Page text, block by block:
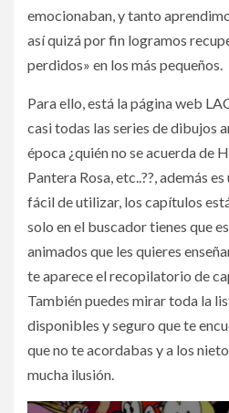
emocionaban, y tanto
así quizá por fin logramos
perdidos» en los más pequeños.
Para ello, está la página web
casi todas las series de dibujos
época ¿quién no se acuerda de
Pantera Rosa, etc..??, además
fácil de utilizar, los capítulos
solo en el buscador tienes que
animados que les quieres
te aparece el recopilatorio de
También puedes mirar toda la
disponibles y seguro que te
que no te acordabas y a los
mucha ilusión.